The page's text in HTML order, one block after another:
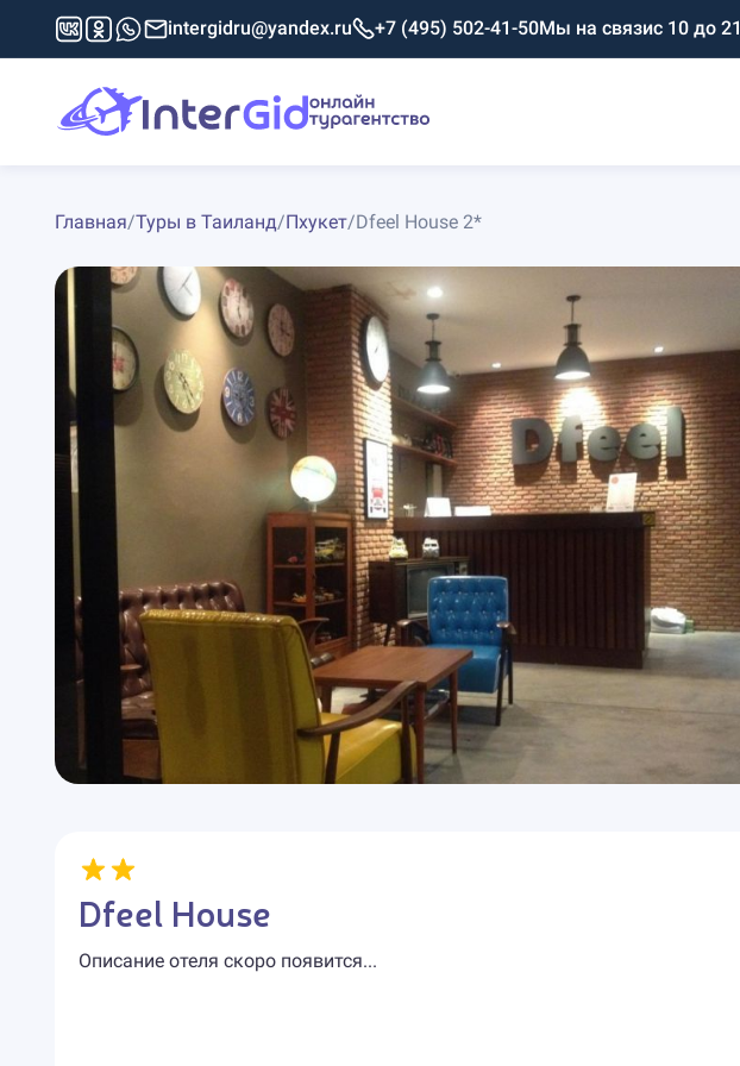
intergidru@yandex.ru +7 (495) 502-41-50Мы на связис 10 до 21
Главная/Туры в Таиланд/Пхукет/Dfeel House 2*
Dfeel House
Описание отеля скоро появится...